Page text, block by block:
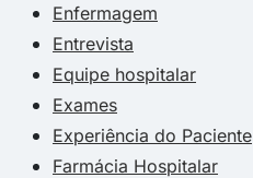
Enfermagem
Entrevista
Equipe hospitalar
Exames
Experiência do Paciente
Farmácia Hospitalar